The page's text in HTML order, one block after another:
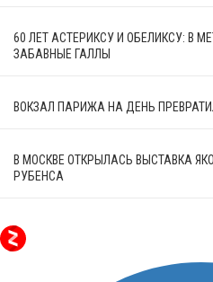
60 ЛЕТ АСТЕРИКСУ И ОБЕЛИКСУ: В
ЗАБАВНЫЕ ГАЛЛЫ
ВОКЗАЛ ПАРИЖА НА ДЕНЬ
В МОСКВЕ ОТКРЫЛАСЬ ВЫСТАВКА
РУБЕНСА